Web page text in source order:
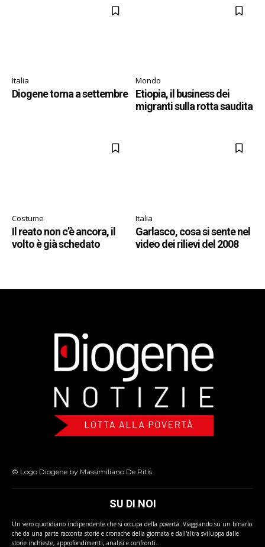
Italia
Diogene torna a settembre
Mondo
Etiopia, il business dei
migranti sulla rotta saudita
Costume
Il reato non c’è ancora, il
volto è già schedato
Italia
Garlasco, cosa si sente nel
video dei rilievi del 2008
© Logo Diogene by Massimiliano De Ritis
SU DI NOI
Un vero quotidiano indipendente che si occupa della povertà. Viaggiando su un binario
che da una parte racconta storie e cronache della giornata e dall'altra sviluppa dalle
storie inchieste, approfondimenti, analisi e confronti.